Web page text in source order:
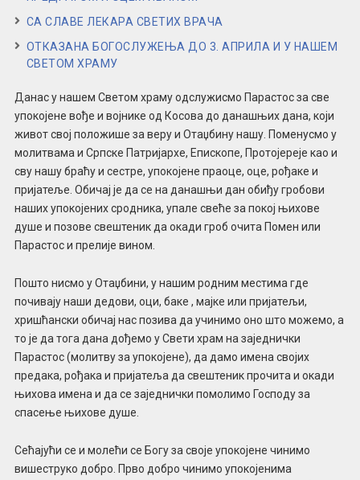
СА СЛАВЕ ЛЕКАРА СВЕТИХ ВРАЧА
ОТКАЗАНА БОГОСЛУЖЕЊА ДО 3. АПРИЛА И У НАШЕМ
СВЕТОМ ХРАМУ
Данас у нашем Светом храму одслужисмо Парастос за све
упокојене вође и војнике од Косова до данашњих дана, који
живот свој положише за веру и Отаџбину нашу. Поменусмо у
молитвама и Српске Патријархе, Епископе, Протојереје као и
сву нашу браћу и сестре, упокојене праоце, оце, рођаке и
пријатеље. Обичај је да се на данашњи дан обиђу гробови
наших упокојених сродника, упале свеће за покој њихове
душе и позове свештеник да окади гроб очита Помен или
Парастос и прелије вином.
Пошто нисмо у Отаџбини, у нашим родним местима где
почивају наши дедови, оци, баке , мајке или пријатељи,
хришћански обичај нас позива да учинимо оно што можемо, а
то је да тога дана дођемо у Свети храм на заједнички
Парастос (молитву за упокојене), да дамо имена својих
предака, рођака и пријатеља да свештеник прочита и окади
њихова имена и да се заједнички помолимо Господу за
спасење њихове душе.
Сећајући се и молећи се Богу за своје упокојене чинимо
вишеструко добро. Прво добро чинимо упокојенима